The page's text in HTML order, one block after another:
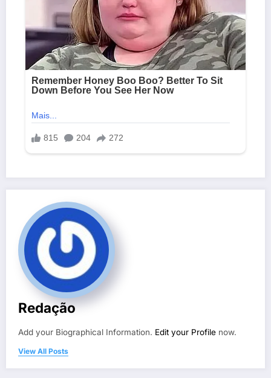
Redação
Add your Biographical Information. Edit your Profile now.
View All Posts